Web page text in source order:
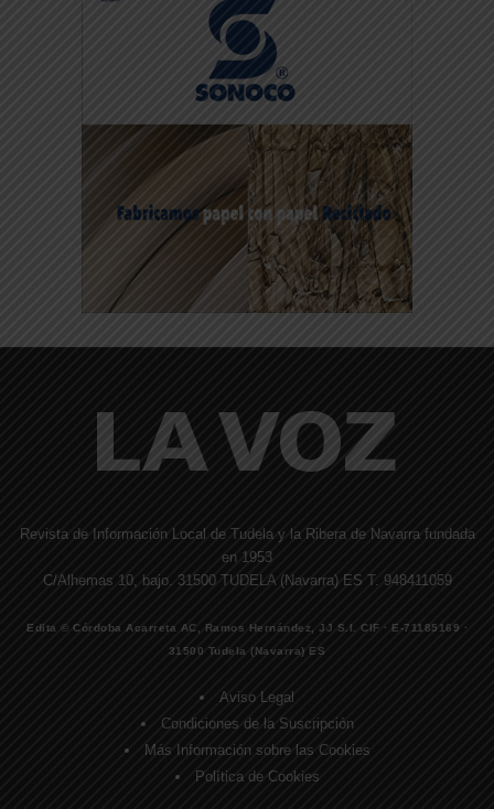
Revista de Información Local de Tudela y la Ribera de Navarra fundada
en 1953
C/Alhemas 10, bajo. 31500 TUDELA (Navarra) ES T. 948411059
Edita © Córdoba Acarreta AC, Ramos Hernández, JJ S.I. CIF · E-71185169 ·
31500 Tudela (Navarra) ES
Aviso Legal
Condiciones de la Suscripción
Más Información sobre las Cookies
Política de Cookies